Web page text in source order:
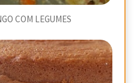
COM LEGUMES